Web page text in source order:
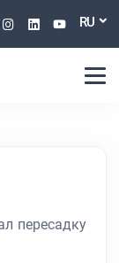
Instagram
Linkedin
RU
пересадку